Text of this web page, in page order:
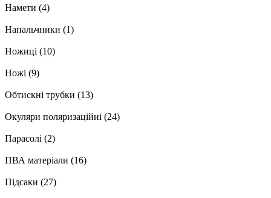
Намети (4)
Напальчники (1)
Ножиці (10)
Ножі (9)
Обтискні трубки (13)
Окуляри поляризаційні (24)
Парасолі (2)
ПВА матеріали (16)
Підсаки (27)